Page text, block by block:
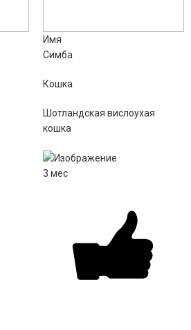
Имя
Симба
Кошка
Шотландская вислоухая
кошка
3 мес